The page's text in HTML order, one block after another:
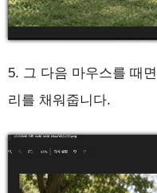
5. 그 다음 마우스를 때
리를 채워줍니다.